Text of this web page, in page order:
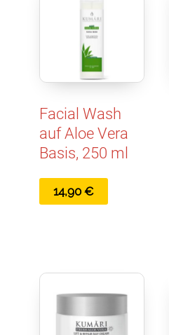
Facial Wash
auf Aloe Vera
Basis, 250 ml
14,90€